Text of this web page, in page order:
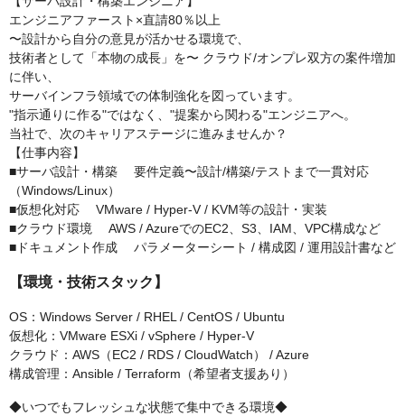
エンジニアファースト×直請80％以上
〜設計から自分の意見が活かせる環境で、
技術者として「本物の成長」を〜 クラウド/オンプレ双方の案件増加
に伴い、
サーバインフラ領域での体制強化を図っています。
"指示通りに作る"ではなく、"提案から関わる"エンジニアへ。
当社で、次のキャリアステージに進みませんか？
【仕事内容】
■サーバ設計・構築 要件定義〜設計/構築/テストまで一貫対応
（Windows/Linux）
■仮想化対応 VMware / Hyper-V / KVM等の設計・実装
■クラウド環境 AWS / AzureでのEC2、S3、IAM、VPC構成など
■ドキュメント作成 パラメーターシート / 構成図 / 運用設計書など
【環境・技術スタック】
OS：Windows Server / RHEL / CentOS / Ubuntu
仮想化：VMware ESXi / vSphere / Hyper-V
クラウド：AWS（EC2 / RDS / CloudWatch） / Azure
構成管理：Ansible / Terraform（希望者支援あり）
◆いつでもフレッシュな状態で集中できる環境◆